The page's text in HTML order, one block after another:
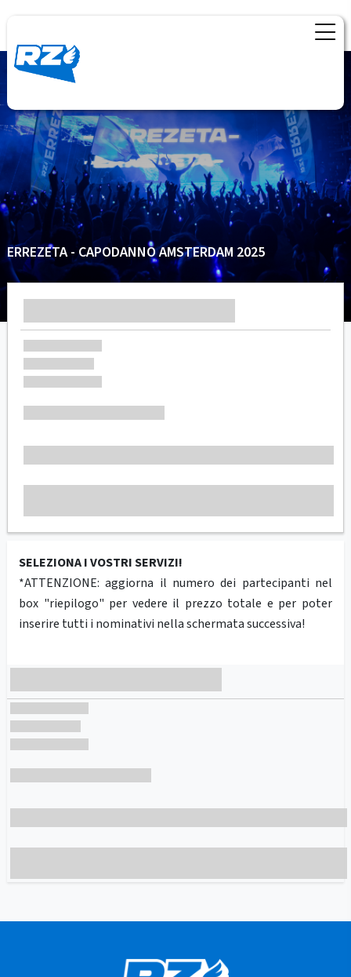
ERREZETA - CAPODANNO AMSTERDAM 2025
SELEZIONA I VOSTRI SERVIZI!
*ATTENZIONE: aggiorna il numero dei partecipanti nel
box "riepilogo" per vedere il prezzo totale e per poter
inserire tutti i nominativi nella schermata successiva!